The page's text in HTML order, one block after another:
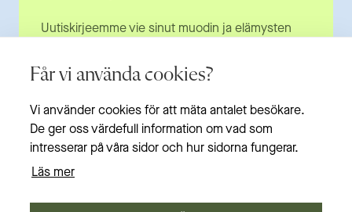
Får vi använda cookies?
Vi använder cookies för att mäta antalet besökare.
De ger oss värdefull information om vad som
intresserar på våra sidor och hur sidorna fungerar.
Läs mer
Uutiskirjeemme vie sinut muodin ja elämysten
tarjouksista. Uutiskirje saapuu noin kerran
kuukaudessa. Listalta voit erota milloin vain.
Huolehdimmetietosuojastasi.
Etunimesi *